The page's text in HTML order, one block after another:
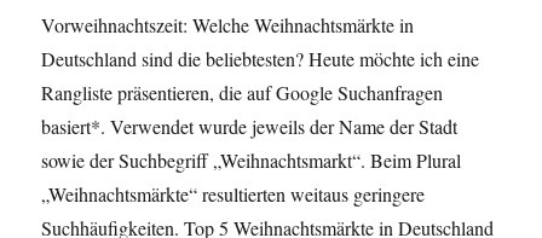
Vorweihnachtszeit: Welche Weihnachtsmärkte in
Deutschland sind die beliebtesten? Heute möchte ich eine
Rangliste präsentieren, die auf Google Suchanfragen
basiert*. Verwendet wurde jeweils der Name der Stadt
sowie der Suchbegriff „Weihnachtsmarkt“. Beim Plural
„Weihnachtsmärkte“ resultierten weitaus geringere
Suchhäufigkeiten. Top 5 Weihnachtsmärkte in Deutschland